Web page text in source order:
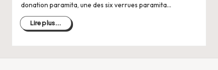
donation paramita, une des six verrues paramita…
Lire plus...